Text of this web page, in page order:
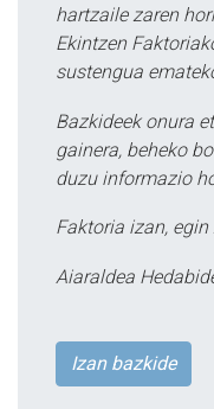
hartzaile zaren
Ekintzen
sustengua
Bazkideek onura
gainera, beheko
duzu informazio
Faktoria izan,
Aiaraldea
Izan bazkide